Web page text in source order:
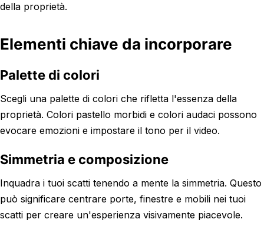
della proprietà.
Elementi chiave da incorporare
Palette di colori
Scegli una palette di colori che rifletta l'essenza della
proprietà. Colori pastello morbidi e colori audaci possono
evocare emozioni e impostare il tono per il video.
Simmetria e composizione
Inquadra i tuoi scatti tenendo a mente la simmetria. Questo
può significare centrare porte, finestre e mobili nei tuoi
scatti per creare un'esperienza visivamente piacevole.